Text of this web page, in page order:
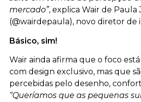
mercado”, explica Wair de Paula
(@wairdepaula), novo diretor de
Básico, sim!
Wair ainda afirma que o foco
com design exclusivo, mas que
percebidas pelo desenho,
“Queríamos que as pequenas